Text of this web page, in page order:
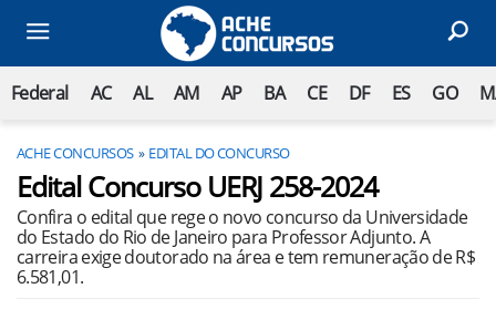
Federal AC AL AM AP BA CE DF ES GO
ACHE CONCURSOS EDITAL DO CONCURSO
Edital Concurso UERJ 258-2024
Confira o edital que rege o novo concurso da Universidade
do Estado do Rio de Janeiro para Professor Adjunto. A
carreira exige doutorado na área e tem remuneração de R$
6.581,01.